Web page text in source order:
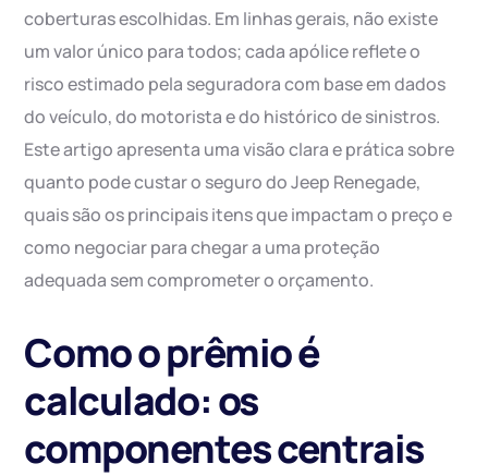
coberturas escolhidas. Em linhas gerais, não existe
um valor único para todos; cada apólice reflete o
risco estimado pela seguradora com base em dados
do veículo, do motorista e do histórico de sinistros.
Este artigo apresenta uma visão clara e prática sobre
quanto pode custar o seguro do Jeep Renegade,
quais são os principais itens que impactam o preço e
como negociar para chegar a uma proteção
adequada sem comprometer o orçamento.
Como o prêmio é
calculado: os
componentes centrais